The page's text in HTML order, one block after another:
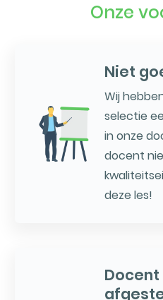
Onze
Niet
Wij
selectie
in onze
docent
deze les!